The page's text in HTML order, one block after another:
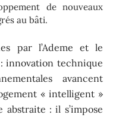
de nouveaux
au bâti.
par l’Ademe et le
innovation technique
avancent
« intelligent »
abstraite : il s’impose